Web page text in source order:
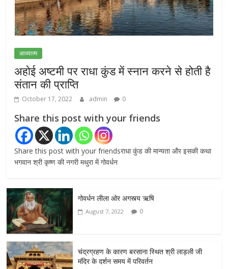
NEET-UG प्रदर्शन मामले में दिल्ली सरकार का बड़ा
फैसला, 13 FIR मामलों में प्रदर्शनकारियों को राहत
July 31, 2026 0
आध्यात्म
अहोई अष्टमी पर राधा कुंड में स्नान करने से होती है
संतान की प्राप्ति
October 17, 2022 admin 0
Share this post with your friends
Share this post with your friendsराधा कुंड की मान्यता और इसकी कथा
भगवान श्री कृष्ण की नगरी मथुरा में गोवर्धन
गोवर्धन लीला ओर अगस्त्य ऋषि
August 7, 2022 0
चंद्रग्रहण के कारण बरसाना स्थित श्री लाड़ली जी
मंदिर के दर्शन समय में परिवर्तन